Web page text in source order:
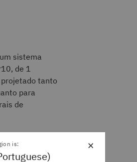
sistema
de 1
tanto
para
de
×
is: